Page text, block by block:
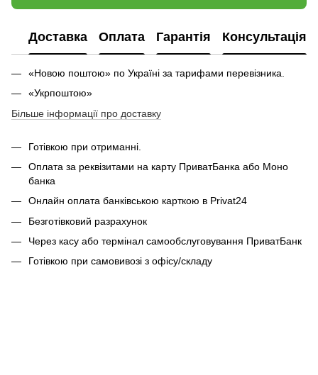
Доставка Оплата Гарантія Консультація
«Новою поштою» по Україні за тарифами перевізника.
«Укрпоштою»
Більше інформації про доставку
Готівкою при отриманні.
Оплата за реквізитами на карту ПриватБанка або Моно
банка
Онлайн оплата банківською карткою в Privat24
Безготівковий разрахунок
Через касу або термінал самообслуговування ПриватБанк
Готівкою при самовивозі з офісу/складу